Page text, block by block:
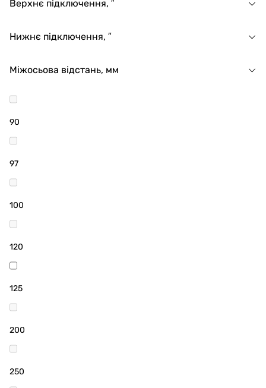
Верхнє підключення, ″
Нижнє підключення, ″
Міжосьова відстань, мм
90
97
100
120
125
200
250